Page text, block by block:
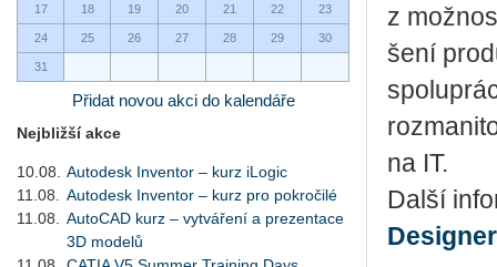
17 18 19 20 21 22 23
24 25 26 27 28 29 30
31
Přidat novou akci do kalendáře
Nejbližší akce
10.08.
Autodesk Inventor – kurz iLogic
11.08.
Autodesk Inventor – kurz pro pokročilé
11.08.
AutoCAD kurz – vytváření a prezentace
3D modelů
z
še­ní
na IT.
Další
Designer